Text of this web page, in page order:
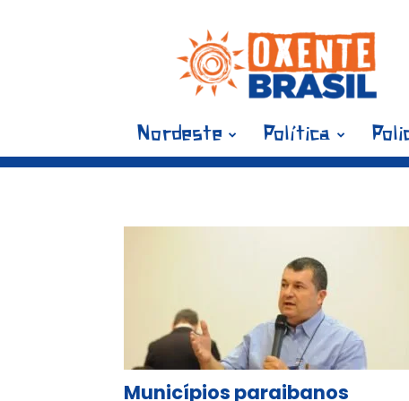
Blog
Oxente
Brasil
Nordeste Política
Municípios paraibanos